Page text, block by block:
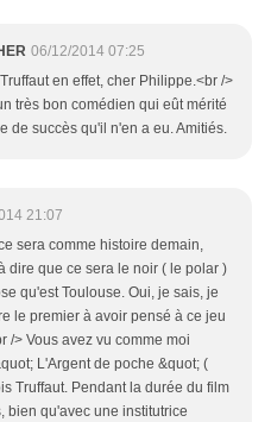
06/12/2014 07:25
en effet, cher Philippe.<br />
très bon comédien qui eût mérité
de succès qu'il n'en a eu. Amitiés.
21:07
sera comme histoire demain,
dire que ce sera le noir ( le polar )
qu'est Toulouse. Oui, je sais, je
le premier à avoir pensé à ce jeu
/> Vous avez vu comme moi
L'Argent de poche &quot; (
Truffaut. Pendant la durée du film
bien qu'avec une institutrice